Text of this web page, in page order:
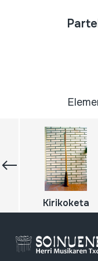
Kirikoketa